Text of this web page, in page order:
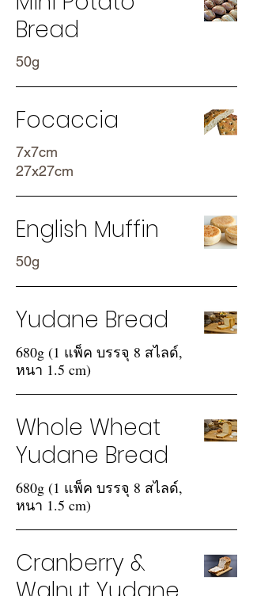
Bread
50g
Focaccia
7x7cm
27x27cm
English Muffin
50g
Yudane Bread
680g (1 แพ็ค บรรจุ 8 สไลด์,
หนา 1.5 cm)
Whole Wheat
Yudane Bread
680g (1 แพ็ค บรรจุ 8 สไลด์,
หนา 1.5 cm)
Cranberry &